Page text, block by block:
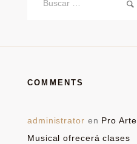
COMMENTS
administrator en Pro Arte
Musical ofrecerá clases